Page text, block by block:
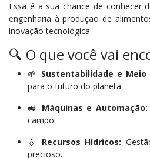
Essa é a sua chance de conhecer
engenharia à produção de
inovação tecnológica.
🔍 O que você vai
🌱 Sustentabilidade e Meio
para o futuro do planeta.
🚜 Máquinas e Automação:
campo.
💧 Recursos Hídricos:
precioso.